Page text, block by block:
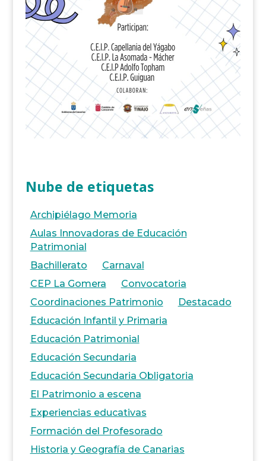
Nube de etiquetas
Archipiélago Memoria
Aulas Innovadoras de Educación
Patrimonial
Bachillerato
Carnaval
CEP La Gomera
Convocatoria
Coordinaciones Patrimonio
Destacado
Educación Infantil y Primaria
Educación Patrimonial
Educación Secundaria
Educación Secundaria Obligatoria
El Patrimonio a escena
Experiencias educativas
Formación del Profesorado
Historia y Geografía de Canarias